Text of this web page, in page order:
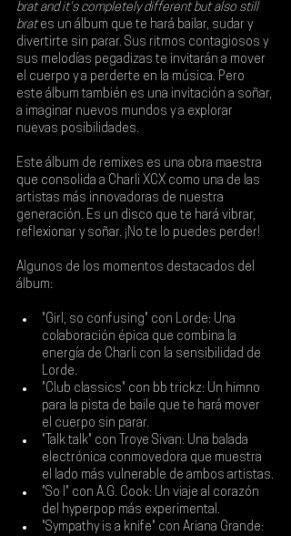
brat and it's completely different but also still
brat es un álbum que te hará bailar, sudar y
divertirte sin parar. Sus ritmos contagiosos y
sus melodías pegadizas te invitarán a mover
el cuerpo y a perderte en la música. Pero
este álbum también es una invitación a soñar,
a imaginar nuevos mundos y a explorar
nuevas posibilidades.
Este álbum de remixes es una obra maestra
que consolida a Charli XCX como una de las
artistas más innovadoras de nuestra
generación. Es un disco que te hará vibrar,
reflexionar y soñar. ¡No te lo puedes perder!
Algunos de los momentos destacados del
álbum:
"Girl, so confusing" con Lorde: Una
colaboración épica que combina la
energía de Charli con la sensibilidad de
Lorde.
"Club classics" con bb trickz: Un himno
para la pista de baile que te hará mover
el cuerpo sin parar.
"Talk talk" con Troye Sivan: Una balada
electrónica conmovedora que muestra
el lado más vulnerable de ambos artistas.
"So I" con A.G. Cook: Un viaje al corazón
del hyperpop más experimental.
"Sympathy is a knife" con Ariana Grande: